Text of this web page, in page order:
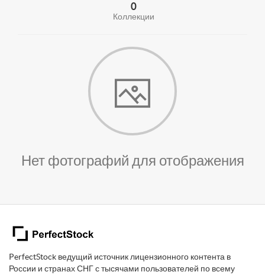
0
Коллекции
Нет фотографий для отображения
PerfectStock ведущий источник лицензионного контента в
России и странах СНГ с тысячами пользователей по всему